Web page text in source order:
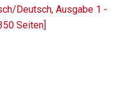
Deutsch, Ausgabe 1 -
Seiten]